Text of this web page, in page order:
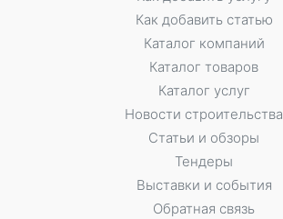
Как добавить статью
Каталог компаний
Каталог товаров
Каталог услуг
Новости строительства
Статьи и обзоры
Тендеры
Выставки и события
Обратная связь